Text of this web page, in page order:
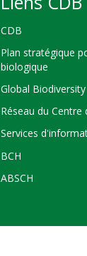
CDB
Plan stratégique
biologique
Global
Réseau du Centre
Services
BCH
ABSCH